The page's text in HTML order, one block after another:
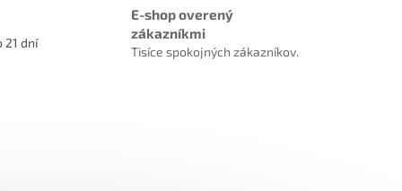
21 dní
E-shop overený
zákazníkmi
Tisíce spokojných zákazníkov.